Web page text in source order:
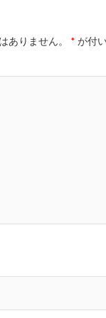
ありません。 * が付